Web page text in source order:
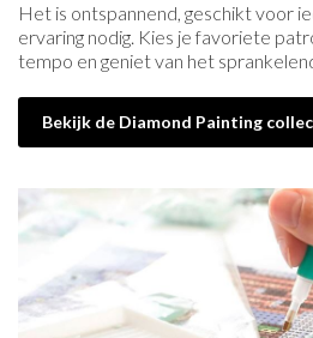
Het is ontspannend, geschikt voor
ervaring nodig. Kies je favoriete
tempo en geniet van het
Bekijk de Diamond Painting